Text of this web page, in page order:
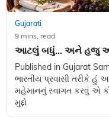
Gujarati
9 mins, read
આટલું બધું... અને હજુ
Published in Gujarat
ભારતીય પ્રવાસી તરીકે હું
મહેમાનનું સ્વાગત કરવું એ
મુદ્દો